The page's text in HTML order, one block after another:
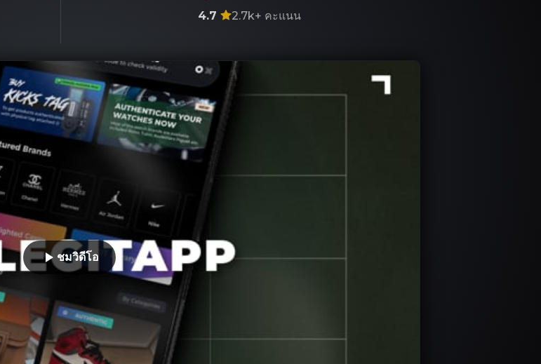
4.7 2.7k+ คะแนน
ชมวิดีโอ